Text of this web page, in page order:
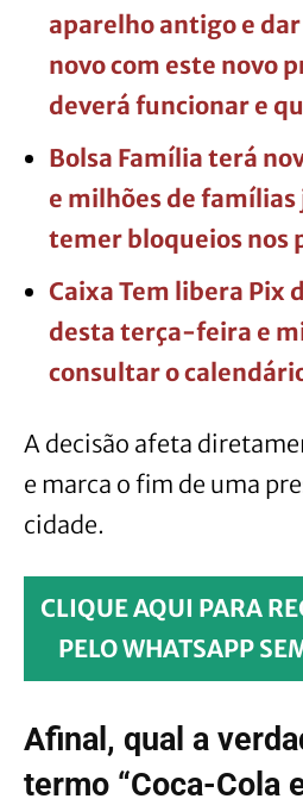
aparelho antigo e
novo com este novo
deverá funcionar e
Bolsa Família terá
e milhões de famílias
temer bloqueios nos
Caixa Tem libera Pix
desta terça-feira e
consultar o
A decisão afeta
e marca o fim de uma
cidade.
CLIQUE AQUI PARA
PELO WHATSAPP
Afinal, qual a
termo “Coca-Cola